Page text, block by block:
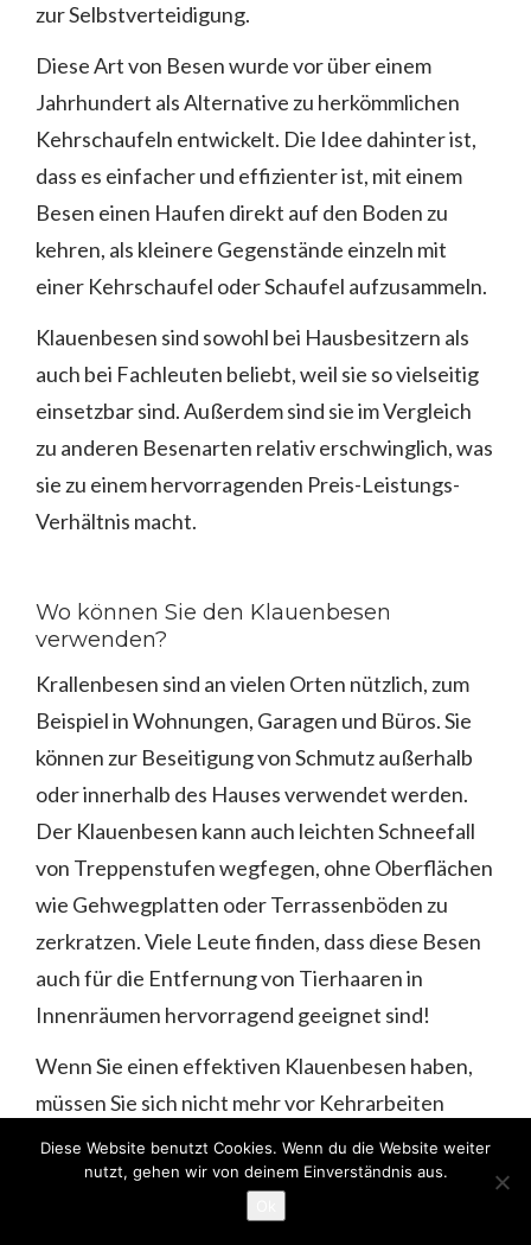
zur Selbstverteidigung.
Diese Art von Besen wurde vor über einem
Jahrhundert als Alternative zu herkömmlichen
Kehrschaufeln entwickelt. Die Idee dahinter ist,
dass es einfacher und effizienter ist, mit einem
Besen einen Haufen direkt auf den Boden zu
kehren, als kleinere Gegenstände einzeln mit
einer Kehrschaufel oder Schaufel aufzusammeln.
Klauenbesen sind sowohl bei Hausbesitzern als
auch bei Fachleuten beliebt, weil sie so vielseitig
einsetzbar sind. Außerdem sind sie im Vergleich
zu anderen Besenarten relativ erschwinglich, was
sie zu einem hervorragenden Preis-Leistungs-
Verhältnis macht.
Wo können Sie den Klauenbesen
verwenden?
Krallenbesen sind an vielen Orten nützlich, zum
Beispiel in Wohnungen, Garagen und Büros. Sie
können zur Beseitigung von Schmutz außerhalb
oder innerhalb des Hauses verwendet werden.
Der Klauenbesen kann auch leichten Schneefall
von Treppenstufen wegfegen, ohne Oberflächen
wie Gehwegplatten oder Terrassenböden zu
zerkratzen. Viele Leute finden, dass diese Besen
auch für die Entfernung von Tierhaaren in
Innenräumen hervorragend geeignet sind!
Wenn Sie einen effektiven Klauenbesen haben,
müssen Sie sich nicht mehr vor Kehrarbeiten
fürchten. Mit dem richtigen Werkzeug können Sie
Ihre Böden und andere Oberflächen schnell und
einfach reinigen, ohne sich Sorgen machen zu
Diese Website benutzt Cookies. Wenn du die Website weiter
nutzt, gehen wir von deinem Einverständnis aus.